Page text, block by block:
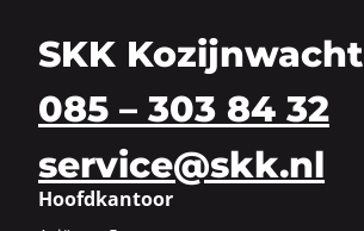
SKK Kozijnwacht
085 – 303 84 32
service@skk.nl
Hoofdkantoor